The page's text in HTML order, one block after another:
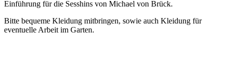
Einführung für die Sesshins von Michael von Brück.
Bitte bequeme Kleidung mitbringen, sowie auch Kleidung für
eventuelle Arbeit im Garten.